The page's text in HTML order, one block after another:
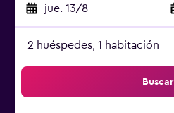
jue. 13/8 -
2 huéspedes, 1 habitación
Buscar